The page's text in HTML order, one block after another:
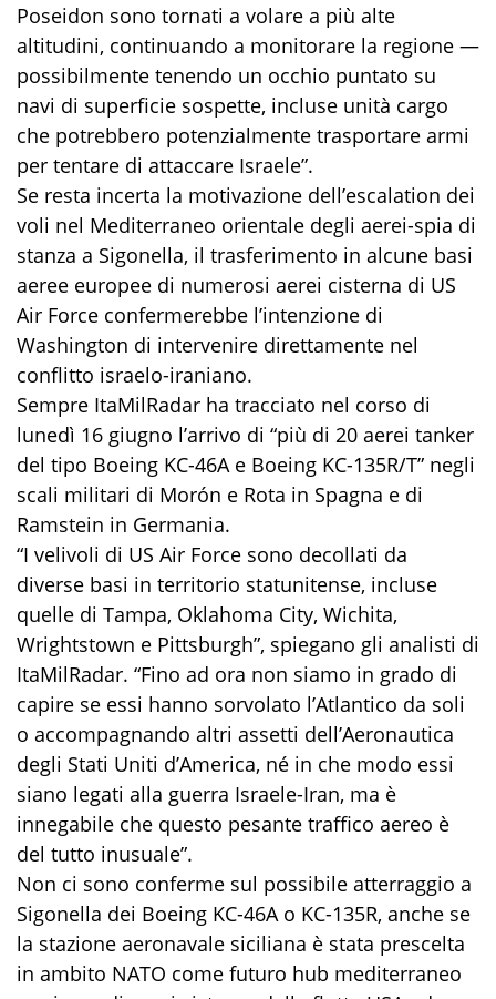
Poseidon sono tornati a volare a più alte
altitudini, continuando a monitorare la regione —
possibilmente tenendo un occhio puntato su
navi di superficie sospette, incluse unità cargo
che potrebbero potenzialmente trasportare armi
per tentare di attaccare Israele”.
Se resta incerta la motivazione dell’escalation dei
voli nel Mediterraneo orientale degli aerei-spia di
stanza a Sigonella, il trasferimento in alcune basi
aeree europee di numerosi aerei cisterna di US
Air Force confermerebbe l’intenzione di
Washington di intervenire direttamente nel
conflitto israelo-iraniano.
Sempre ItaMilRadar ha tracciato nel corso di
lunedì 16 giugno l’arrivo di “più di 20 aerei tanker
del tipo Boeing KC-46A e Boeing KC-135R/T” negli
scali militari di Morón e Rota in Spagna e di
Ramstein in Germania.
“I velivoli di US Air Force sono decollati da
diverse basi in territorio statunitense, incluse
quelle di Tampa, Oklahoma City, Wichita,
Wrightstown e Pittsburgh”, spiegano gli analisti di
ItaMilRadar. “Fino ad ora non siamo in grado di
capire se essi hanno sorvolato l’Atlantico da soli
o accompagnando altri assetti dell’Aeronautica
degli Stati Uniti d’America, né in che modo essi
siano legati alla guerra Israele-Iran, ma è
innegabile che questo pesante traffico aereo è
del tutto inusuale”.
Non ci sono conferme sul possibile atterraggio a
Sigonella dei Boeing KC-46A o KC-135R, anche se
la stazione aeronavale siciliana è stata prescelta
in ambito NATO come futuro hub mediterraneo